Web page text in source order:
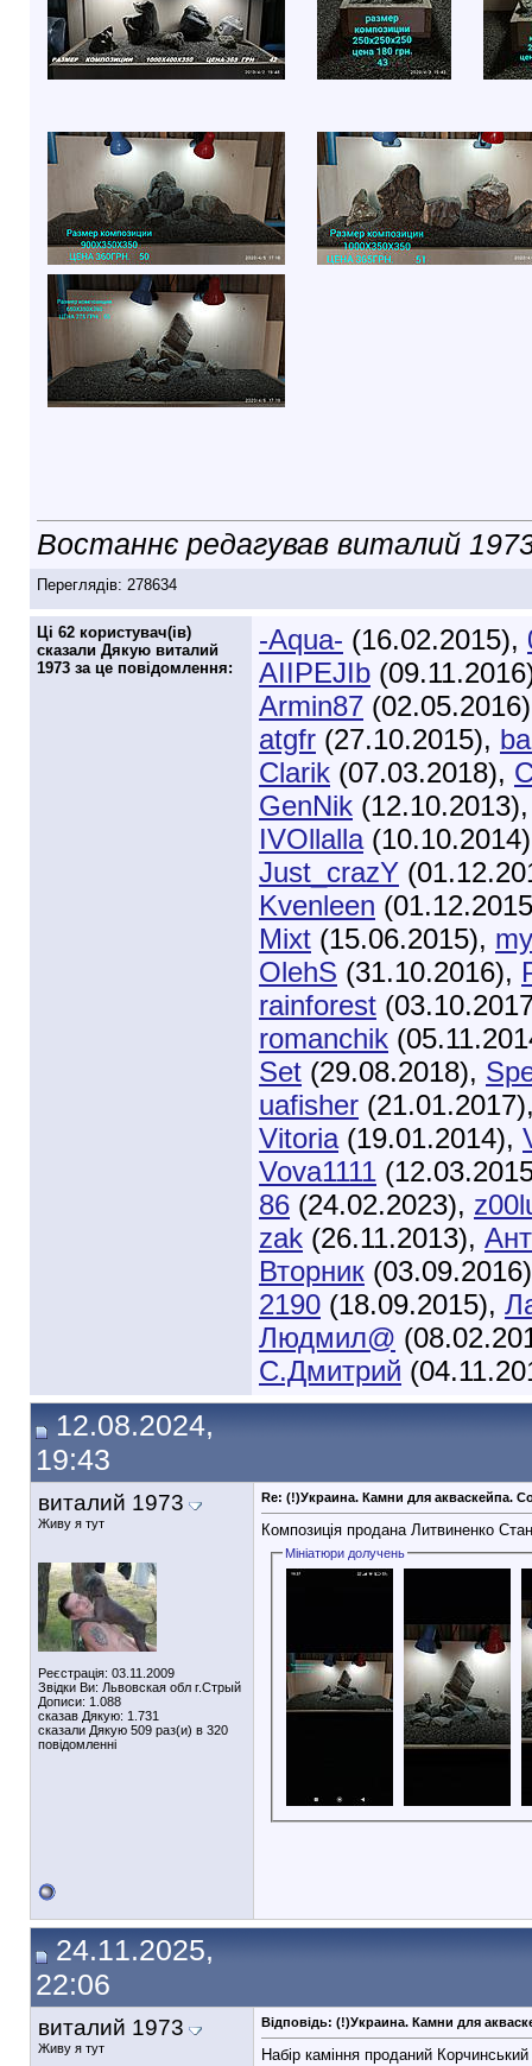
Востаннє редагував виталий
Переглядів: 278634
Ці 62 користувач(ів)
сказали Дякую виталий
1973 за це повідомлення:
-Aqua- (16.02.2015),
AIIPEJIb
Armin87
atgfr (27.10.2015),
Clarik (07.03.2018),
GenNik
IVOllalla
Just_crazY
Kvenleen
Mixt (15.06.2015),
OlehS (31.10.2016),
rainforest
romanchik
Set (29.08.2018),
uafisher
Vitoria(19.01.2014),
Vova1111
86 (24.02.2023),
zak (26.11.2013),
Вторник
2190 (18.09.2015),
Людмил@
С.Дмитрий
12.08.2024,
19:43
виталий 1973
Живу я тут
Реєстрація: 03.11.2009
Звідки Ви: Львовская обл г.Стрый
Дописи: 1.088
сказав Дякую: 1.731
сказали Дякую 509 раз(и) в 320
повідомленні
Re: (!)Украина. Камни для акваскейпа.
Композиція продана Литвиненко
Мініатюри долучень
24.11.2025,
22:06
виталий 1973
Живу я тут
Відповідь: (!)Украина. Камни для
Набір каміння проданий